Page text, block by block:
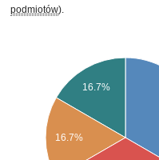
podmiotów).
16.7%
16.7%